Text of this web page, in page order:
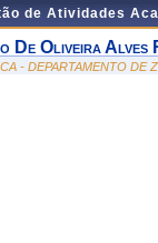
de Atividades
De Oliveira Alves
- DEPARTAMENTO DE